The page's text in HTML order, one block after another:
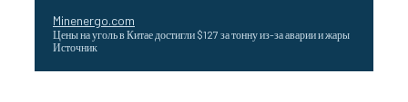
Minenergo.com
Цены на уголь в Китае достигли $127 за тонну из-за аварии и жары
Источник